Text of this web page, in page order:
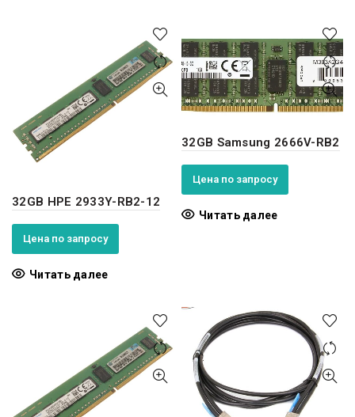
32GB HPE 2933Y-RB2-12
Цена по запросу
Читать далее
32GB Samsung 2666V-RB2
Цена по запросу
Читать далее